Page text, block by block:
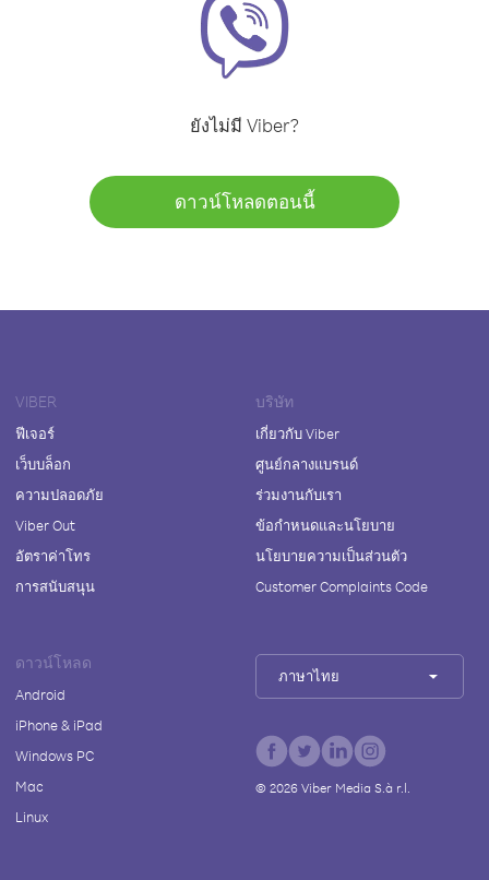
ยังไม่มี Viber?
ดาวน์โหลดตอนนี้
VIBER
ฟีเจอร์
เว็บบล็อก
ความปลอดภัย
Viber Out
อัตราค่าโทร
การสนับสนุน
บริษัท
เกี่ยวกับ Viber
ศูนย์กลางแบรนด์
ร่วมงานกับเรา
ข้อกำหนดและนโยบาย
นโยบายความเป็นส่วนตัว
Customer Complaints Code
ดาวน์โหลด
Android
iPhone & iPad
Windows PC
Mac
Linux
ภาษาไทย
© 2026Viber Media S.à r.l.